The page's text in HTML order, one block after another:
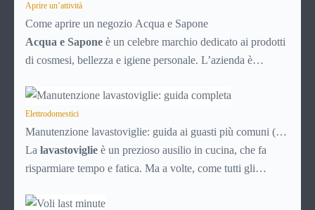
amico. Ma se ti chiedi esattamente cosa succede dietro
quella schermata (e soprattutto quanto ti costa davvero)
probabilmente non hai una risposta precisa su come
funziona PayPal.
Aprire un’attività
Come aprire un negozio Acqua e Sapone
Acqua e Sapone è un celebre marchio dedicato ai prodotti
di cosmesi, bellezza e igiene personale. L’azienda è
tutta Italia è un marchio di successo, affermato e simbolo di
convenienza.
Elettrodomestici
Manutenzione lavastoviglie: guida ai guasti più comuni (e
soluzioni)
La lavastoviglie è un prezioso ausilio in cucina, che fa
risparmiare tempo e fatica. Ma a volte, come tutti gli
problemi tecnici. Ecco una breve guida ai principali guasti e